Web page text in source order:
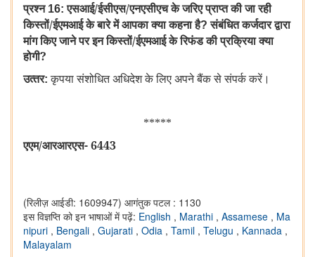
प्रश्‍न 16:एसआई/ईसीएस/एनएसीएच के जरिए प्राप्‍त की जा रही
किस्‍तों/ईएमआईके बारे में आपका क्‍या कहना है?संबंधितकर्जदार द्वारा
मांग किए जाने पर इन किस्तों/ईएमआई के रिफंड की प्रक्रिया क्या
होगी?
उत्‍तर: कृपया संशोधित अधिदेश के लिए अपने बैंक से संपर्क करें।
*****
एएम/आरआरएस- 6443
(रिलीज़ आईडी: 1609947) आगंतुक पटल : 1130
इस विज्ञप्ति को इन भाषाओं में पढ़ें: English , Marathi , Assamese , Ma
nipuri , Bengali , Gujarati , Odia , Tamil , Telugu , Kannada ,
Malayalam